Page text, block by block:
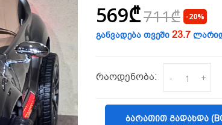
569₾711₾ -20%
განვადება თვეში 23.7
რაოდენობა: - +
ᲑᲐᲠᲐᲗᲘᲗ ᲒᲐᲓᲐᲮᲓᲐ